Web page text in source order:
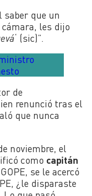
saber que un
les dijo
‘ (sic)”.
de
renunció tras el
que nunca
noviembre, el
como capitán
se le acercó
¿le disparaste